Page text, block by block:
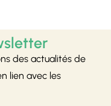
des actualités de
lien avec les